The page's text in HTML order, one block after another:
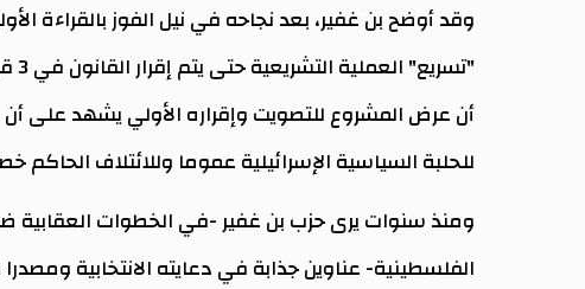
وقد أوضح بن غفير، بعد نجاحه في نيل الفوز بالقراءة
أن عرض المشروع للتصويت وإقراره الأولي يشهد
للحلبة السياسية الإسرائيلية عموما وللائتلاف
ومنذ سنوات يرى حزب بن غفير -في الخطوات العقابية
الفلسطينية- عناوين جذابة في دعايته الانتخابية